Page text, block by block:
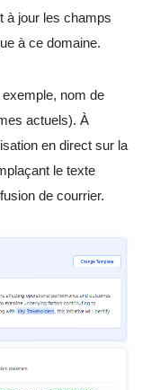
à jour les champs
à ce domaine.
nom de
actuels). À
en direct sur la
le texte
de courrier.